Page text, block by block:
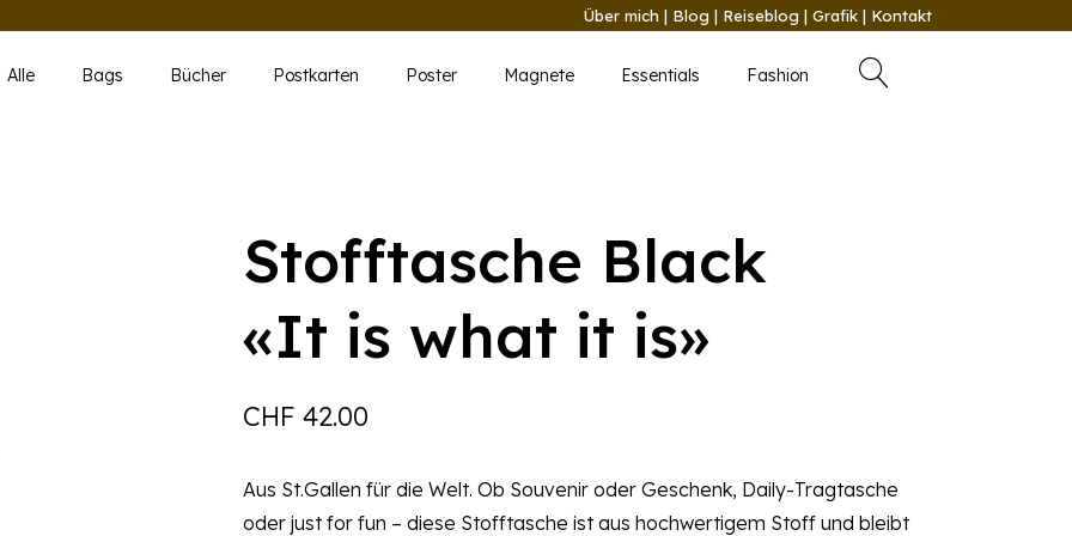
Über mich | Blog | Reiseblog | Grafik | Kontakt
Alle Bags Bücher Postkarten Poster Magnete Essentials Fashion
Stofftasche Black
«It is what it is»
CHF 42.00
Aus St.Gallen für die Welt. Ob Souvenir oder Geschenk, Daily-Tragtasche
oder just for fun – diese Stofftasche ist aus hochwertigem Stoff und bleibt